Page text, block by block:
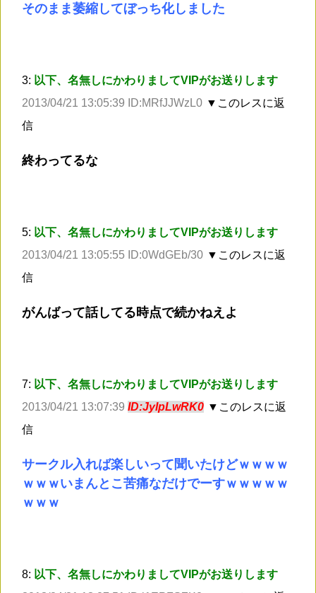
そのまま萎縮してぼっち化しました
3: 以下、名無しにかわりましてVIPがお送りします
2013/04/21 13:05:39 ID:MRfJJWzL0 ▼このレスに返
信
終わってるな
5: 以下、名無しにかわりましてVIPがお送りします
2013/04/21 13:05:55 ID:0WdGEb/30 ▼このレスに返
信
がんばって話してる時点で続かねえよ
7: 以下、名無しにかわりましてVIPがお送りします
2013/04/21 13:07:39 ID:JyIpLwRK0 ▼このレスに返
信
サークル入れば楽しいって聞いたけどｗｗｗｗ
ｗｗｗいまんとこ苦痛なだけでーすｗｗｗｗｗ
ｗｗｗ
8: 以下、名無しにかわりましてVIPがお送りします